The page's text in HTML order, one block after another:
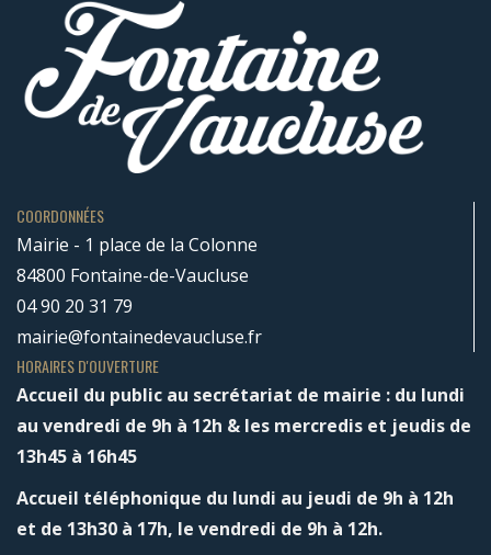
COORDONNÉES
Mairie - 1 place de la Colonne
84800 Fontaine-de-Vaucluse
04 90 20 31 79
mairie@fontainedevaucluse.fr
HORAIRES D'OUVERTURE
Accueil du public au secrétariat de mairie : du lundi
au vendredi de 9h à 12h & les mercredis et jeudis de
13h45 à 16h45
Accueil téléphonique du lundi au jeudi de 9h à 12h
et de 13h30 à 17h, le vendredi de 9h à 12h.